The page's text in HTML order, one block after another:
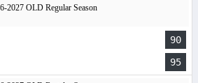
2027 OLD Regular Season
90
95